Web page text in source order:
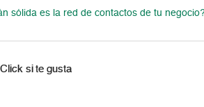
sólida es la red de contactos de tu
si te gusta